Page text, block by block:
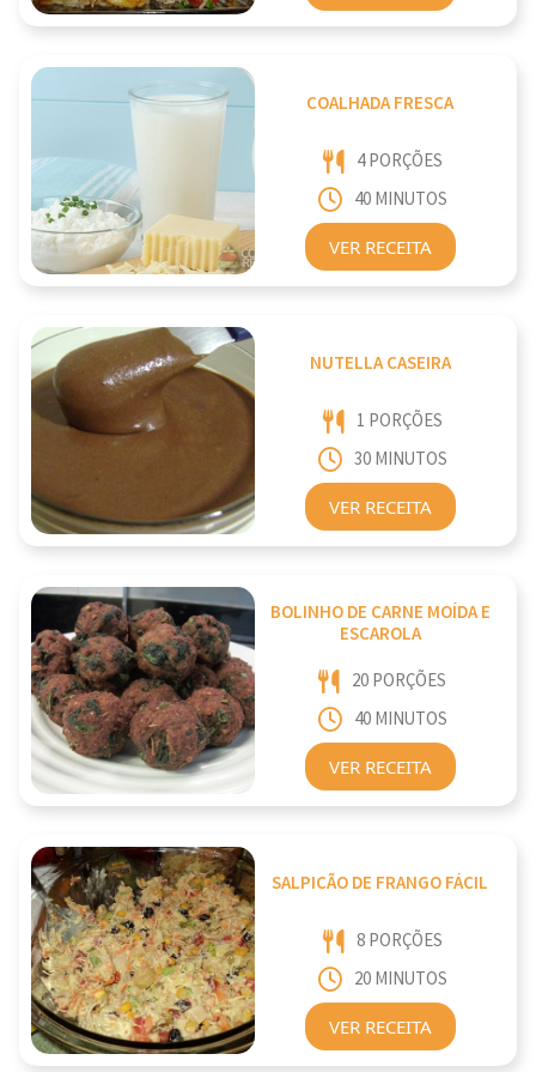
COALHADA FRESCA
4 PORÇÕES
40 MINUTOS
VER RECEITA
NUTELLA CASEIRA
1 PORÇÕES
30 MINUTOS
VER RECEITA
BOLINHO DE CARNE MOÍDA E
ESCAROLA
20 PORÇÕES
40 MINUTOS
VER RECEITA
SALPICÃO DE FRANGO FÁCIL
8 PORÇÕES
20 MINUTOS
VER RECEITA